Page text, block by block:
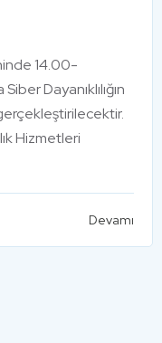
14.00-
Dayanıklılığın
Hizmetleri
Devamı